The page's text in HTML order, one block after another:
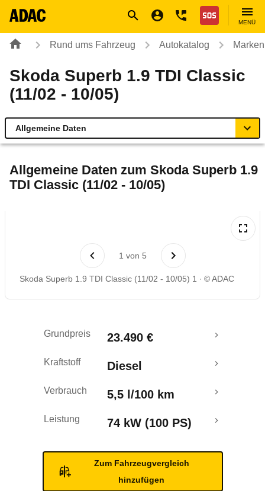
Nothilfe
MENÜ
Rund ums Fahrzeug Autokatalog
Skoda Superb 1.9 TDI Classic
(11/02 - 10/05)
Allgemeine Daten
Technische Daten
Laufende Kosten
Allgemeine Daten zum Skoda Superb 1.9
TDI Classic (11/02 - 10/05)
1 von 5
Skoda Superb 1.9 TDI Classic (11/02 - 10/05) 1 © ADAC
Grundpreis 23.490 €
Kraftstoff Diesel
Verbrauch 5,5 l/100 km
Leistung 74 kW (100 PS)
Zum Fahrzeugvergleich
hinzufügen